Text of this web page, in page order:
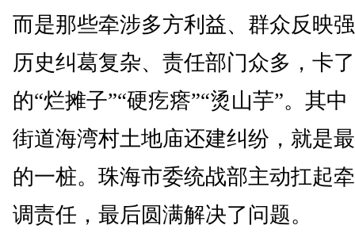
而是那些牵涉多方利益、群众反映
历史纠葛复杂、责任部门众多，卡
的“烂摊子”“硬疙瘩”“烫山芋”。其
街道海湾村土地庙还建纠纷，就是
的一桩。珠海市委统战部主动扛起
调责任，最后圆满解决了问题。